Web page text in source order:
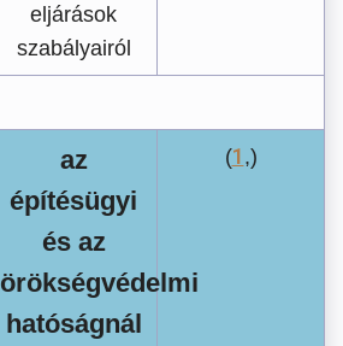
eljárások
szabályairól
az
építésügyi
és az
örökségvédelmi
hatóságnál
(1 ,)